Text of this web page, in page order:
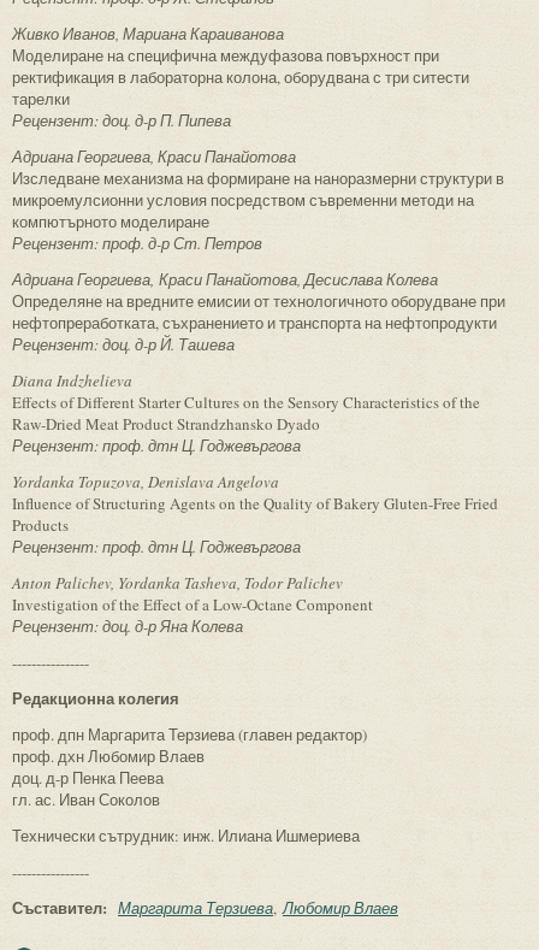
Живко Иванов, Мариана Караиванова
Моделиране на специфична междуфазова повърхност при
ректификация в лабораторна колона, оборудвана с три ситести
тарелки
Рецензент: доц. д-р П. Пипева
Адриана Георгиева, Краси Панайотова
Изследване механизма на формиране на наноразмерни структури в
микроемулсионни условия посредством съвременни методи на
компютърното моделиране
Рецензент: проф. д-р Ст. Петров
Адриана Георгиева, Краси Панайотова, Десислава Колева
Определяне на вредните емисии от технологичното оборудване при
нефтопреработката, съхранението и транспорта на нефтопродукти
Рецензент: доц. д-р Й. Ташева
Diana Indzhelieva
Effects of Different Starter Cultures on the Sensory Characteristics of the
Raw-Dried Meat Product Strandzhansko Dyado
Рецензент: проф. дтн Ц. Годжевъргова
Yordanka Topuzova, Denislava Angelova
Influence of Structuring Agents on the Quality of Bakery Gluten-Free Fried
Products
Рецензент: проф. дтн Ц. Годжевъргова
Anton Palichev, Yordanka Tasheva, Todor Palichev
Investigation of the Effect of a Low-Octane Component
Рецензент: доц. д-р Яна Колева
----------------
Редакционна колегия
проф. дпн Маргарита Терзиева (главен редактор)
проф. дхн Любомир Влаев
доц. д-р Пенка Пеева
гл. ас. Иван Соколов
Технически сътрудник: инж. Илиана Ишмериева
----------------
Съставител: Маргарита Терзиева Любомир Влаев